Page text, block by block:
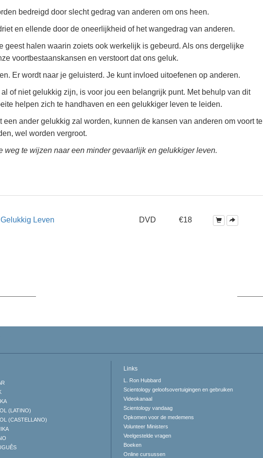
bedreigd door slecht gedrag van anderen om ons heen.
en ellende door de oneerlijkheid of het wangedrag van anderen.
geest halen waarin zoiets ook werkelijk is gebeurd. Als ons dergelijke
voortbestaanskansen en verstoort dat ons geluk.
Er wordt naar je geluisterd. Je kunt invloed uitoefenen op anderen.
of niet gelukkig zijn, is voor jou een belangrijk punt. Met behulp van dit
helpen zich te handhaven en een gelukkiger leven te leiden.
ander gelukkig zal worden, kunnen de kansen van anderen om voort te
wel worden vergroot.
weg te wijzen naar een minder gevaarlijk en gelukkiger leven.
Leven DVD €18
(LATINO)
(CASTELLANO)
Links
L. Ron Hubbard
Scientology geloofsovertuigingen en gebruiken
Videokanaal
Scientology vandaag
Opkomen voor de medemens
Volunteer Ministers
Veelgestelde vragen
Boeken
Online cursussen